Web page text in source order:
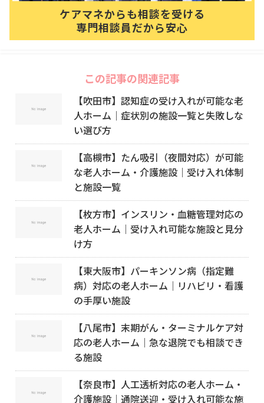
ケアマネからも相談を受ける
専門相談員だから安心
この記事の関連記事
【吹田市】認知症の受け入れが可能な老
人ホーム｜症状別の施設一覧と失敗しな
い選び方
【高槻市】たん吸引（夜間対応）が可能
な老人ホーム・介護施設｜受け入れ体制
と施設一覧
【枚方市】インスリン・血糖管理対応の
老人ホーム｜受け入れ可能な施設と見分
け方
【東大阪市】パーキンソン病（指定難
病）対応の老人ホーム｜リハビリ・看護
の手厚い施設
【八尾市】末期がん・ターミナルケア対
応の老人ホーム｜急な退院でも相談でき
る施設
【奈良市】人工透析対応の老人ホーム・
介護施設｜通院送迎・受け入れ可能な施